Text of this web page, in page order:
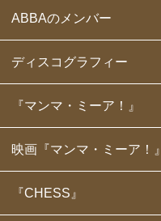
ABBAのメンバー
ディスコグラフィー
『マンマ・ミーア！』
映画『マンマ・ミーア！』
『CHESS』